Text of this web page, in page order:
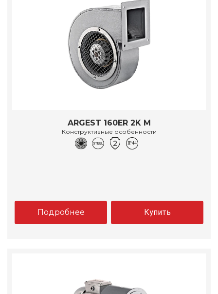
ARGEST 160ER 2K M
Конструктивные особенности
Подробнее Купить